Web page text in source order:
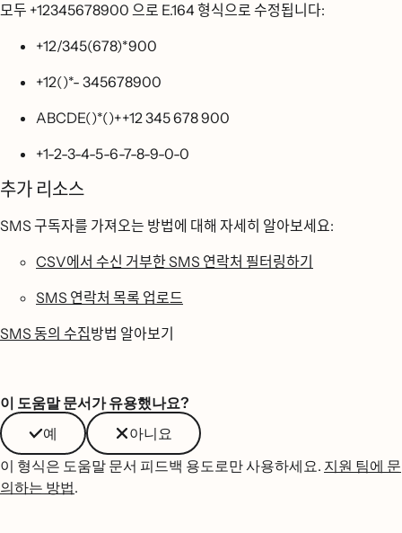
모두 +12345678900 으로 E.164 형식으로 수정됩니다:
+12/345(678)*900
+12()*- 345678900
ABCDE()*()++12 345 678 900
+1-2-3-4-5-6-7-8-9-0-0
추가 리소스
SMS 구독자를 가져오는 방법에 대해 자세히 알아보세요:
CSV에서 수신 거부한 SMS 연락처 필터링하기
SMS 연락처 목록 업로드
SMS 동의 수집방법 알아보기
이 도움말 문서가 유용했나요?
예
아니요
이 형식은 도움말 문서 피드백 용도로만 사용하세요. 지원 팀에 문
의하는 방법.